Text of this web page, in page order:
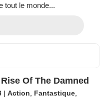
tout le monde...
Of The Damned
| Action, Fantastique,